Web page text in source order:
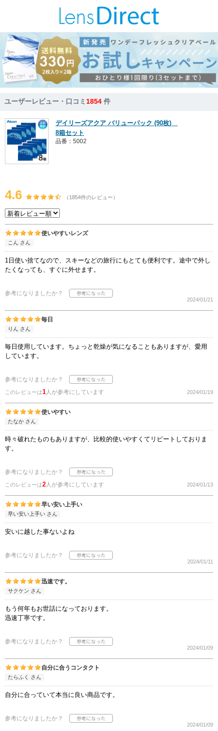
ユーザーレビュー・口コミ1854 件
デイリーズアクア バリューパック (90枚)
8箱セット
品番：5002
4.6 （1854件のレビュー）
使いやすいレンズ
こん さん
1日使い捨てなので、スキーなどの旅行にもとても便利です。途中で外し
たくなっても、すぐに外せます。
参考になりましたか？
2024/01/21
毎日
りん さん
毎日使用しています。ちょっと乾燥が気になることもありますが、愛用
しています。
参考になりましたか？
このレビューは1人が参考にしています 2024/01/19
使いやすい
たなか さん
時々破れたものもありますが、比較的使いやすくてリピートしておりま
す。
参考になりましたか？
このレビューは2人が参考にしています 2024/01/13
早い安い上手い
早い安い上手い さん
安いに越した事ないよね
参考になりましたか？
2024/01/11
迅速です。
サクケン さん
もう何年もお世話になっております。
迅速丁寧です。
参考になりましたか？
2024/01/09
自分に合うコンタクト
たらふく さん
自分に合っていて本当に良い商品です。
参考になりましたか？
2024/01/09